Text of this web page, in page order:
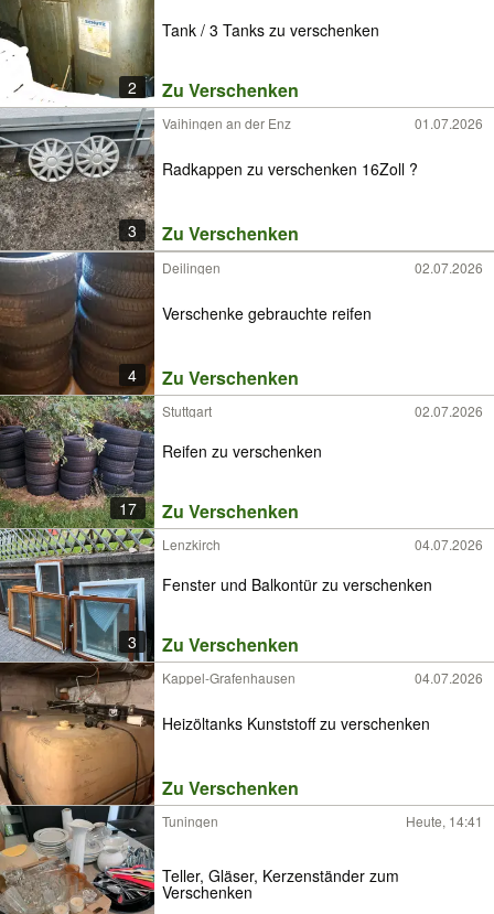
2
Tank / 3 Tanks zu verschenken
Zu Verschenken
3
Vaihingen an der Enz 01.07.2026
Radkappen zu verschenken 16Zoll ?
Zu Verschenken
4
Deilingen 02.07.2026
Verschenke gebrauchte reifen
Zu Verschenken
17
Stuttgart 02.07.2026
Reifen zu verschenken
Zu Verschenken
3
Lenzkirch 04.07.2026
Fenster und Balkontür zu verschenken
Zu Verschenken
Kappel-Grafenhausen 04.07.2026
Heizöltanks Kunststoff zu verschenken
Zu Verschenken
Tuningen Heute, 14:41
Teller, Gläser, Kerzenständer zum
Verschenken